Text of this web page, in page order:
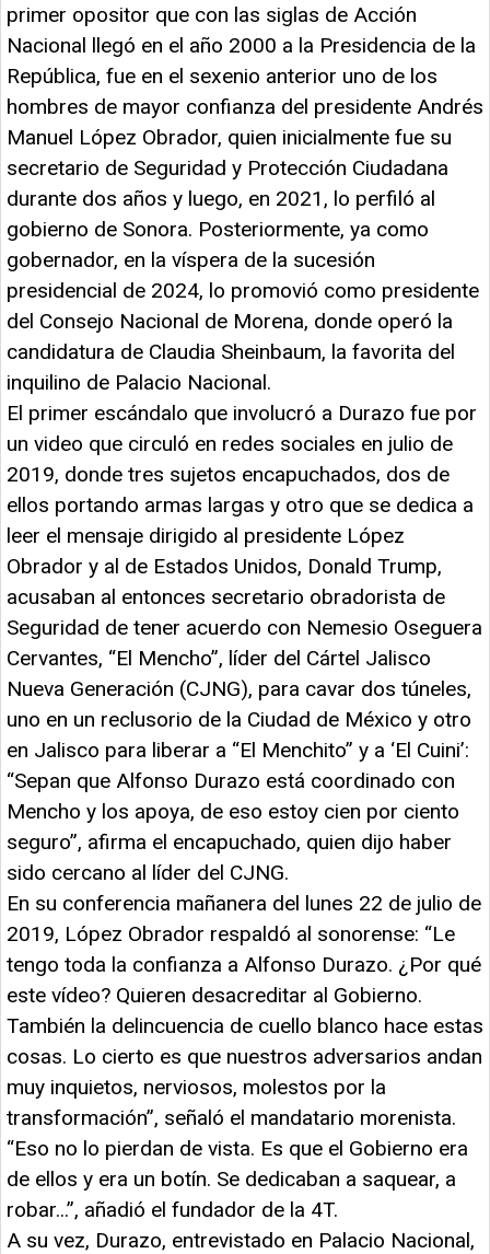
primer opositor que con las siglas de Acción
Nacional llegó en el año 2000 a la Presidencia de la
República, fue en el sexenio anterior uno de los
hombres de mayor confianza del presidente Andrés
Manuel López Obrador, quien inicialmente fue su
secretario de Seguridad y Protección Ciudadana
durante dos años y luego, en 2021, lo perfiló al
gobierno de Sonora. Posteriormente, ya como
gobernador, en la víspera de la sucesión
presidencial de 2024, lo promovió como presidente
del Consejo Nacional de Morena, donde operó la
candidatura de Claudia Sheinbaum, la favorita del
inquilino de Palacio Nacional.
El primer escándalo que involucró a Durazo fue por
un video que circuló en redes sociales en julio de
2019, donde tres sujetos encapuchados, dos de
ellos portando armas largas y otro que se dedica a
leer el mensaje dirigido al presidente López
Obrador y al de Estados Unidos, Donald Trump,
acusaban al entonces secretario obradorista de
Seguridad de tener acuerdo con Nemesio Oseguera
Cervantes, “El Mencho”, líder del Cártel Jalisco
Nueva Generación (CJNG), para cavar dos túneles,
uno en un reclusorio de la Ciudad de México y otro
en Jalisco para liberar a “El Menchito” y a ‘El Cuini’:
“Sepan que Alfonso Durazo está coordinado con
Mencho y los apoya, de eso estoy cien por ciento
seguro”, afirma el encapuchado, quien dijo haber
sido cercano al líder del CJNG.
En su conferencia mañanera del lunes 22 de julio de
2019, López Obrador respaldó al sonorense: “Le
tengo toda la confianza a Alfonso Durazo. ¿Por qué
este vídeo? Quieren desacreditar al Gobierno.
También la delincuencia de cuello blanco hace estas
cosas. Lo cierto es que nuestros adversarios andan
muy inquietos, nerviosos, molestos por la
transformación”, señaló el mandatario morenista.
“Eso no lo pierdan de vista. Es que el Gobierno era
de ellos y era un botín. Se dedicaban a saquear, a
robar...”, añadió el fundador de la 4T.
A su vez, Durazo, entrevistado en Palacio Nacional,